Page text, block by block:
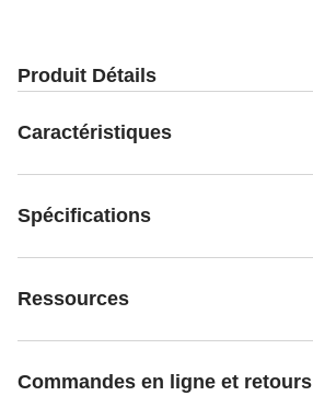
Produit Détails
Caractéristiques
Spécifications
Ressources
Commandes en ligne et retours